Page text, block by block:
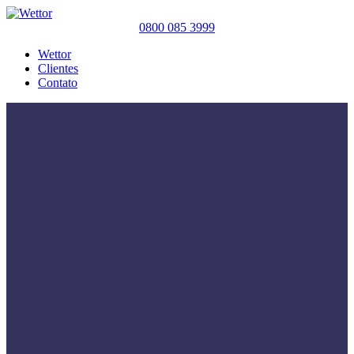
0800 085 3999
Wettor
Clientes
Contato